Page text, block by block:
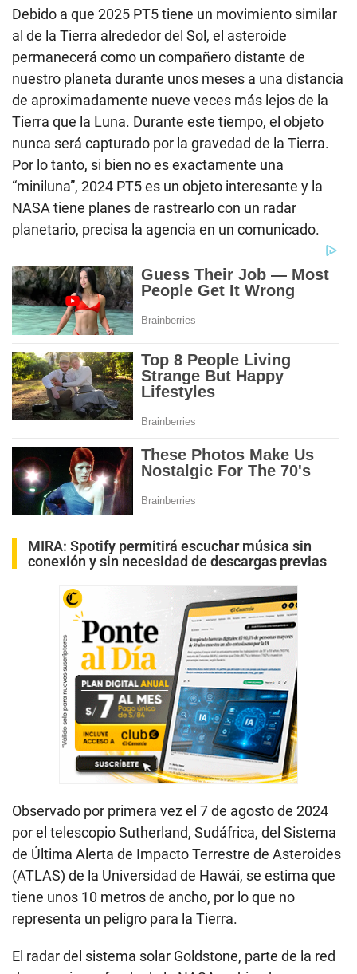
Debido a que 2025 PT5 tiene un movimiento similar
al de la Tierra alrededor del Sol, el asteroide
permanecerá como un compañero distante de
nuestro planeta durante unos meses a una distancia
de aproximadamente nueve veces más lejos de la
Tierra que la Luna. Durante este tiempo, el objeto
nunca será capturado por la gravedad de la Tierra.
Por lo tanto, si bien no es exactamente una
“miniluna”, 2024 PT5 es un objeto interesante y la
NASA tiene planes de rastrearlo con un radar
planetario, precisa la agencia en un comunicado.
MIRA: Spotify permitirá escuchar música sin
conexión y sin necesidad de descargas previas
Observado por primera vez el 7 de agosto de 2024
por el telescopio Sutherland, Sudáfrica, del Sistema
de Última Alerta de Impacto Terrestre de Asteroides
(ATLAS) de la Universidad de Hawái, se estima que
tiene unos 10 metros de ancho, por lo que no
representa un peligro para la Tierra.
El radar del sistema solar Goldstone, parte de la red